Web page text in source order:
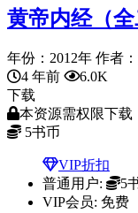
黄帝内经（
年份：2012年 作者
4 年前
6.0K
下载
本资源需权限下载
5书币
VIP折扣
普通用户:
5
VIP会员: 免费